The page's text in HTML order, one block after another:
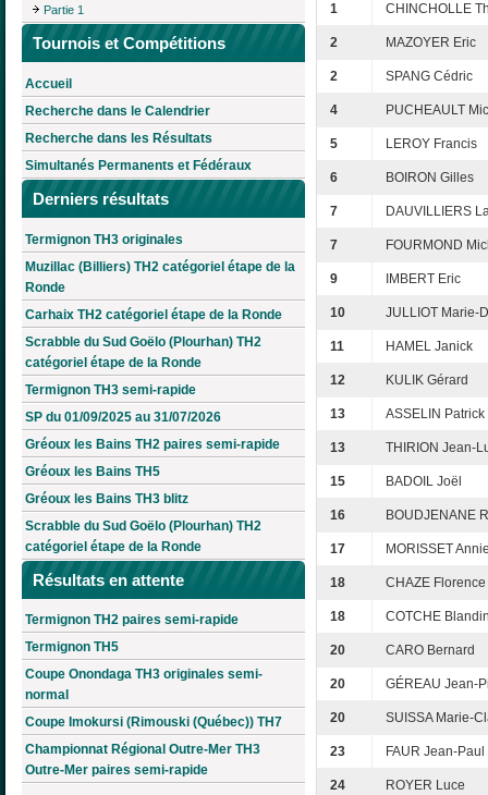
Partie 1
Tournois et Compétitions
Accueil
Recherche dans le Calendrier
Recherche dans les Résultats
Simultanés Permanents et Fédéraux
Derniers résultats
Termignon TH3 originales
Muzillac (Billiers) TH2 catégoriel étape de la
Ronde
Carhaix TH2 catégoriel étape de la Ronde
Scrabble du Sud Goëlo (Plourhan) TH2
catégoriel étape de la Ronde
Termignon TH3 semi-rapide
SP du 01/09/2025 au 31/07/2026
Gréoux les Bains TH2 paires semi-rapide
Gréoux les Bains TH5
Gréoux les Bains TH3 blitz
Scrabble du Sud Goëlo (Plourhan) TH2
catégoriel étape de la Ronde
Résultats en attente
Termignon TH2 paires semi-rapide
Termignon TH5
Coupe Onondaga TH3 originales semi-
normal
Coupe Imokursi (Rimouski (Québec)) TH7
Championnat Régional Outre-Mer TH3
Outre-Mer paires semi-rapide
1 CHINCHOLLE
2 MAZOYER Eric
2 SPANG Cédric
4 PUCHEAULT
5 LEROY Francis
6 BOIRON Gilles
7 DAUVILLIERS
7 FOURMOND
9 IMBERT Eric
10 JULLIOT Marie-
11 HAMEL Janick
12 KULIK Gérard
13 ASSELIN Patrick
13 THIRION Jean-
15 BADOIL Joël
16 BOUDJENANE
17 MORISSET
18 CHAZE Florence
18 COTCHE
20 CARO Bernard
20 GÉREAU Jean-
20 SUISSA Marie-
23 FAUR Jean-Paul
24 ROYER Luce